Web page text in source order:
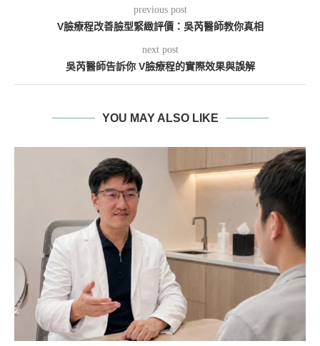
previous post
V臉療程改善臉型緊緻評價：吳芮醫師教你真相
next post
吳芮醫師告訴你 V臉療程的實際效果與誤解
YOU MAY ALSO LIKE